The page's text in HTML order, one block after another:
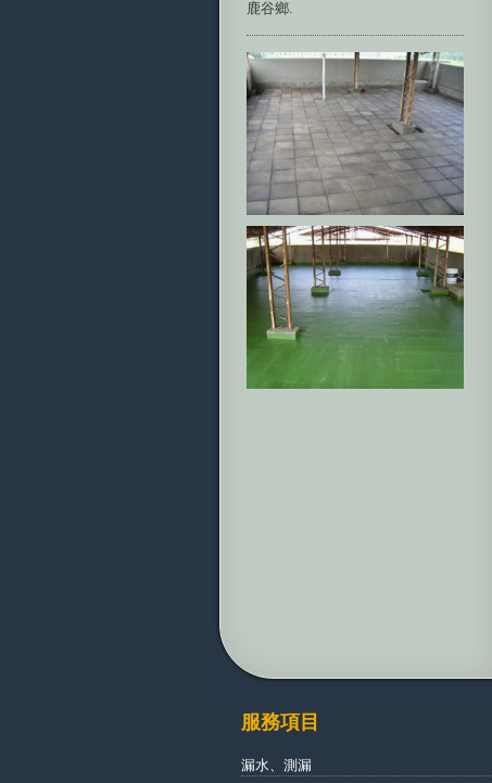
鹿谷鄉.
服務項目
漏水、測漏